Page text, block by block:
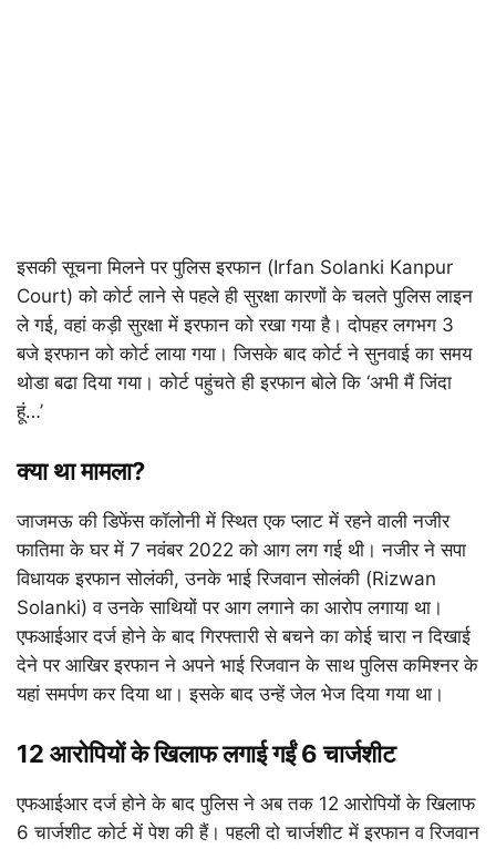
इसकी सूचना मिलने पर पुलिस इरफान (Irfan Solanki Kanpur
Court) को कोर्ट लाने से पहले ही सुरक्षा कारणों के चलते पुलिस लाइन
ले गई, वहां कड़ी सुरक्षा में इरफान को रखा गया है। दोपहर लगभग 3
बजे इरफान को कोर्ट लाया गया। जिसके बाद कोर्ट ने सुनवाई का समय
थोडा बढा दिया गया। कोर्ट पहुंचते ही इरफान बोले कि ‘अभी मैं जिंदा
हूं…’
क्या था मामला?
जाजमऊ की डिफेंस कॉलोनी में स्थित एक प्लाट में रहने वाली नजीर
फातिमा के घर में 7 नवंबर 2022 को आग लग गई थी। नजीर ने सपा
विधायक इरफान सोलंकी, उनके भाई रिजवान सोलंकी (Rizwan
Solanki) व उनके साथियों पर आग लगाने का आरोप लगाया था।
एफआईआर दर्ज होने के बाद गिरफ्तारी से बचने का कोई चारा न दिखाई
देने पर आखिर इरफान ने अपने भाई रिजवान के साथ पुलिस कमिश्नर के
यहां समर्पण कर दिया था। इसके बाद उन्हें जेल भेज दिया गया था।
12 आरोपियों के खिलाफ लगाई गईं 6 चार्जशीट
एफआईआर दर्ज होने के बाद पुलिस ने अब तक 12 आरोपियों के खिलाफ
6 चार्जशीट कोर्ट में पेश की हैं। पहली दो चार्जशीट में इरफान व रिजवान